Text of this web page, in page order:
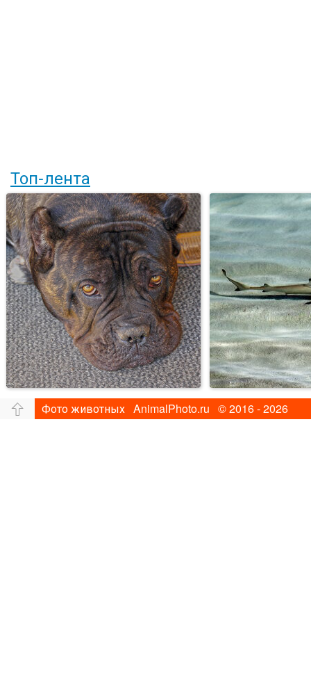
Топ-лента
Фото животных AnimalPhoto.ru © 2016 - 2026